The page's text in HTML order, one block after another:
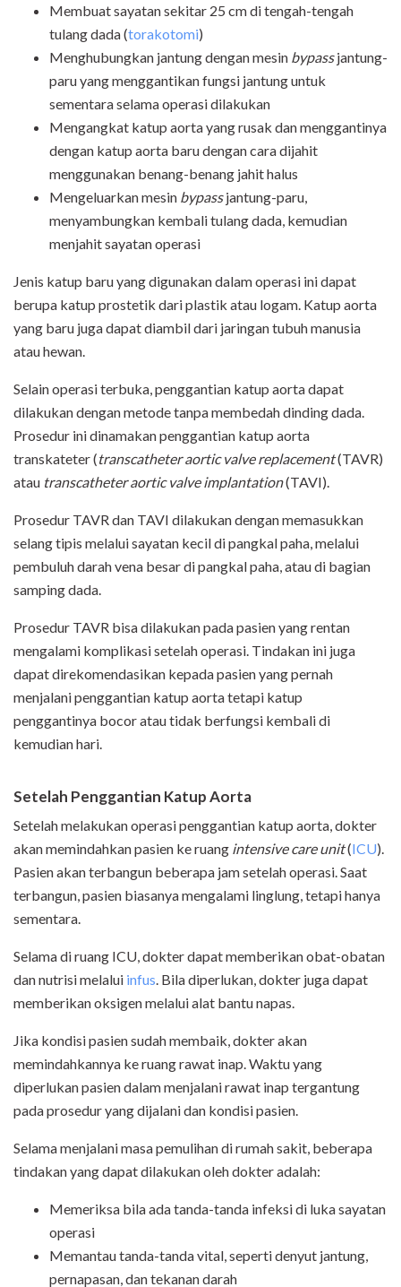
Membuat sayatan sekitar 25 cm di tengah-tengah
tulang dada (torakotomi)
Menghubungkan jantung dengan mesin bypassjantung-
paru yang menggantikan fungsi jantung untuk
sementara selama operasi dilakukan
Mengangkat katup aorta yang rusak dan menggantinya
dengan katup aorta baru dengan cara dijahit
menggunakan benang-benang jahit halus
Mengeluarkan mesin bypassjantung-paru,
menyambungkan kembali tulang dada, kemudian
menjahit sayatan operasi
Jenis katup baru yang digunakan dalam operasi ini dapat
berupa katup prostetik dari plastik atau logam. Katup aorta
yang baru juga dapat diambil dari jaringan tubuh manusia
atau hewan.
Selain operasi terbuka, penggantian katup aorta dapat
dilakukan dengan metode tanpa membedah dinding dada.
Prosedur ini dinamakan penggantian katup aorta
transkateter (transcatheter aortic valve replacement(TAVR)
atau transcatheter aortic valve implantation(TAVI).
Prosedur TAVR dan TAVI dilakukan dengan memasukkan
selang tipis melalui sayatan kecil di pangkal paha, melalui
pembuluh darah vena besar di pangkal paha, atau di bagian
samping dada.
Prosedur TAVR bisa dilakukan pada pasien yang rentan
mengalami komplikasi setelah operasi. Tindakan ini juga
dapat direkomendasikan kepada pasien yang pernah
menjalani penggantian katup aorta tetapi katup
penggantinya bocor atau tidak berfungsi kembali di
kemudian hari.
Setelah Penggantian Katup Aorta
Setelah melakukan operasi penggantian katup aorta, dokter
akan memindahkan pasien ke ruang intensive care unit(ICU).
Pasien akan terbangun beberapa jam setelah operasi. Saat
terbangun, pasien biasanya mengalami linglung, tetapi hanya
sementara.
Selama di ruang ICU, dokter dapat memberikan obat-obatan
dan nutrisi melalui infus. Bila diperlukan, dokter juga dapat
memberikan oksigen melalui alat bantu napas.
Jika kondisi pasien sudah membaik, dokter akan
memindahkannya ke ruang rawat inap. Waktu yang
diperlukan pasien dalam menjalani rawat inap tergantung
pada prosedur yang dijalani dan kondisi pasien.
Selama menjalani masa pemulihan di rumah sakit, beberapa
tindakan yang dapat dilakukan oleh dokter adalah:
Memeriksa bila ada tanda-tanda infeksi di luka sayatan
operasi
Memantau tanda-tanda vital, seperti denyut jantung,
pernapasan, dan tekanan darah